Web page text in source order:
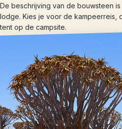
De beschrijving van de bouwsteen
lodge. Kies je voor de kampeerreis,
tent op de campsite.